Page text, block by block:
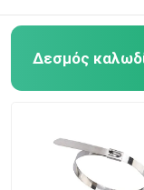
Δεσμός